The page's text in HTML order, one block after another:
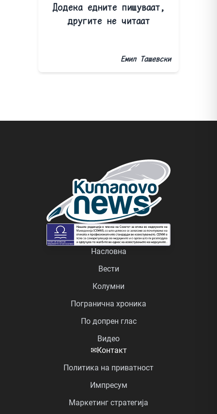
Додека едните пишуваат,
другите не читаат
Емил Ташевски
Насловна
Вести
Колумни
Погранична хроника
По допрен глас
Видео
✉Контакт
Политика на приватност
Импресум
Маркетинг стратегија